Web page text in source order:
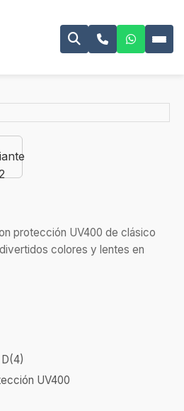
protección UV400 de clásico
colores y lentes en
D(4)
UV400